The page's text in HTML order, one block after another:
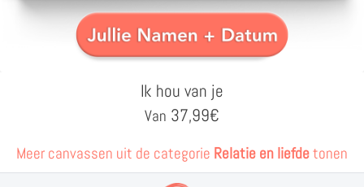
Ik hou van je
Van 37,99€
Meer canvassen uit de categorie Relatie en liefdetonen